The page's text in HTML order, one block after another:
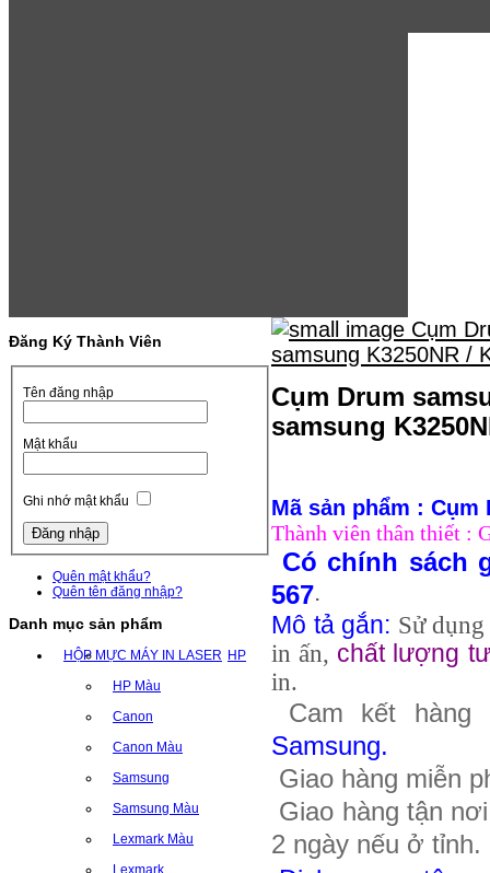
Đăng Ký Thành Viên
Tên đăng nhập
Mật khẩu
Ghi nhớ mật khẩu
Quên mật khẩu?
Quên tên đăng nhập?
Danh mục sản phẩm
HỘP MỰC MÁY IN LASER HP
HP Màu
Canon
Canon Màu
Samsung
Samsung Màu
Lexmark Màu
Lexmark
Cụm Drum
samsung
Mã sản phẩm :
Thành viên thân thiết :
Có chính sách
567.
Mô tả gắn: Sử
in ấn, chất lượng
in.
Cam kết
Samsung.
Giao hàng miễn
Giao hàng tận
2 ngày nếu ở tỉnh.